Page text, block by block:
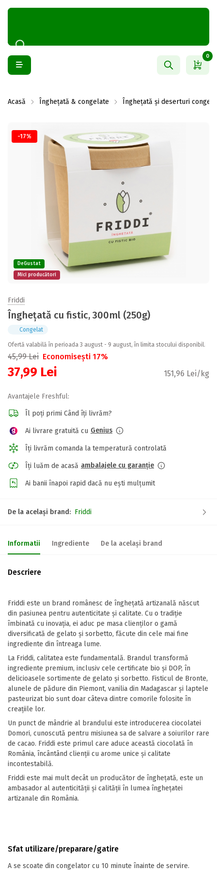
0
Acasă Înghețată & congelate Înghețată și deserturi
-17%
DeGustat
Mici producători
Friddi
Înghețată cu fistic, 300ml (250g)
Congelat
Ofertă valabilă în perioada 3 august - 9 august, în limita stocului disponibil.
45,99Lei Economisești 17%
37,99 Lei 151,96 Lei/kg
Avantajele Freshful:
Îl poți primi Când îți livrăm?
Ai livrare gratuită cu Genius
Îți livrăm comanda la temperatură controlată
Îți luăm de acasă ambalajele cu garanție
Ai banii înapoi rapid dacă nu ești mulțumit
De la același brand: Friddi
Informatii Ingrediente De la același brand
Descriere
Friddi este un brand românesc de înghețată artizanală născut
din pasiunea pentru autenticitate și calitate. Cu o tradiție
îmbinată cu inovația, ei aduc pe masa clienților o gamă
diversificată de gelato și sorbetto, făcute din cele mai fine
ingrediente din întreaga lume.
La Friddi, calitatea este fundamentală. Brandul transformă
ingrediente premium, inclusiv cele certificate bio și DOP, în
delicioasele sortimente de gelato și sorbetto. Fisticul de Bronte,
alunele de pădure din Piemont, vanilia din Madagascar și laptele
pasteurizat bio sunt doar câteva dintre comorile folosite în
creațiile lor.
Un punct de mândrie al brandului este introducerea ciocolatei
Domori, cunoscută pentru misiunea sa de salvare a soiurilor rare
de cacao. Friddi este primul care aduce această ciocolată în
România, încântând clienții cu arome unice și calitate
incontestabilă.
Friddi este mai mult decât un producător de înghețată, este un
ambasador al autenticității și calității în lumea înghețatei
artizanale din România.
Sfat utilizare/preparare/gatire
A se scoate din congelator cu 10 minute înainte de servire.